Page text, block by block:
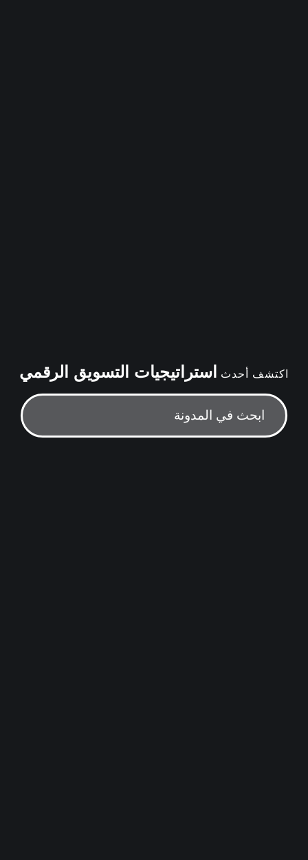
اكتشف أحدثاستراتيجيات التسويق الرقمي